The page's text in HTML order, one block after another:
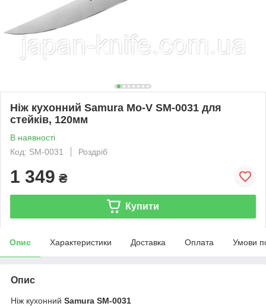
Ніж кухонний Samura Mo-V SM-0031 для
стейків, 120мм
В наявності
Код: SM-0031
Роздріб
1 349 ₴
Купити
Опис Характеристики Доставка Оплата Умови
Опис
Ніж кухонний Samura SM-0031